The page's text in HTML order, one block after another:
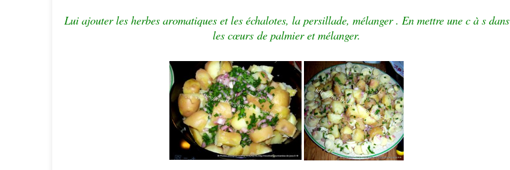
Lui ajouter les herbes aromatiques et les échalotes, la persillade, mélanger . En mettre une c à s dans
les cœurs de palmier et mélanger.